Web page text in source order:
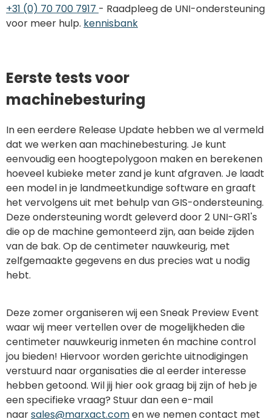
+31 (0) 70 700 7917 - Raadpleeg de UNI-ondersteuning
voor meer hulp. kennisbank
Eerste tests voor
machinebesturing
In een eerdere Release Update hebben we al vermeld
dat we werken aan machinebesturing. Je kunt
eenvoudig een hoogtepolygoon maken en berekenen
hoeveel kubieke meter zand je kunt afgraven. Je laadt
een model in je landmeetkundige software en graaft
het vervolgens uit met behulp van GIS-ondersteuning.
Deze ondersteuning wordt geleverd door 2 UNI-GR1's
die op de machine gemonteerd zijn, aan beide zijden
van de bak. Op de centimeter nauwkeurig, met
zelfgemaakte gegevens en dus precies wat u nodig
hebt.
Deze zomer organiseren wij een Sneak Preview Event
waar wij meer vertellen over de mogelijkheden die
centimeter nauwkeurig inmeten én machine control
jou bieden! Hiervoor worden gerichte uitnodigingen
verstuurd naar organisaties die al eerder interesse
hebben getoond. Wil jij hier ook graag bij zijn of heb je
een specifieke vraag? Stuur dan een e-mail
naarsales@marxact.comen we nemen contact met